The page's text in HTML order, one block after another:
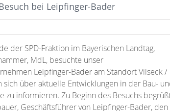
bei Leipfinger-Bader
der SPD-Fraktion im Bayerischen Landtag,
MdL, besuchte unser
Leipfinger-Bader am Standort Vilseck /
sich über aktuelle Entwicklungen in der Bau-
zu informieren. Zu Beginn des Besuchs
Geschäftsführer von Leipfinger-Bader, den